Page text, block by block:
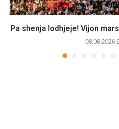
Pa shenja lodhjeje! Vijon
08.08.2026